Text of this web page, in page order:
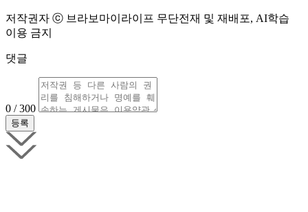
저작권자 ⓒ 브라보마이라이프 무단전재 및 재배포, AI학습
이용 금지
댓글
0 / 300